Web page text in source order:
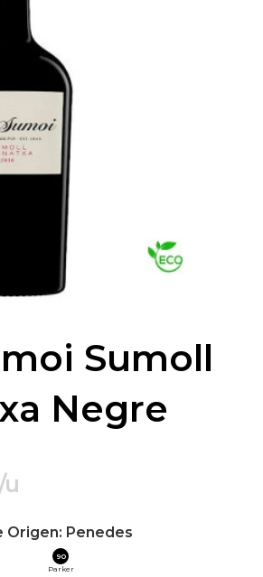
Sumoll
Negre
Origen: Penedes
90
Parker